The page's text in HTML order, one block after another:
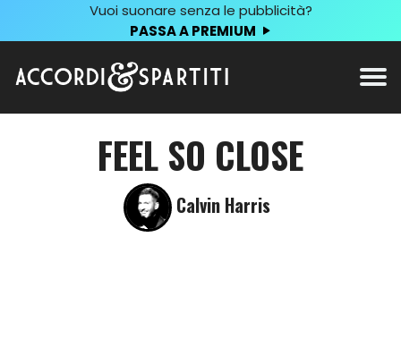
Vuoi suonare senza le pubblicità?
PASSA A PREMIUM
FEEL SO CLOSE
Calvin Harris